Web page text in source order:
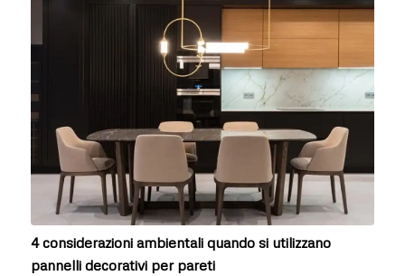
4 considerazioni ambientali quando si utilizzano
pannelli decorativi per pareti